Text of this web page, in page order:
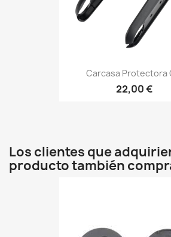
Carcasa Protectora
22,00 €
Los clientes que
producto también